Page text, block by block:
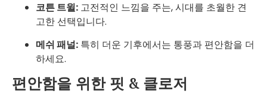
코튼 트윌: 고전적인 느낌을 주는, 시대를 초월한 견
고한 선택입니다.
메쉬 패널: 특히 더운 기후에서는 통풍과 편안함을 더
하세요.
편안함을 위한 핏 & 클로저